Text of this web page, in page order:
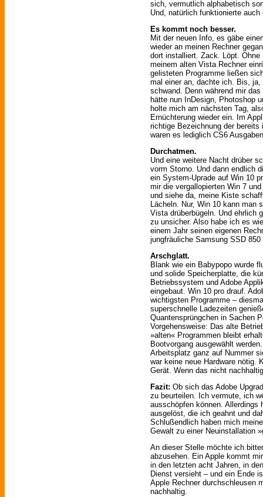
sich, vermutlich alphabetisch
Und, natürlich funktionierte
Es kommt noch besser.
Mit der neuen Info, es gäbe
wieder an meinen Rechner
dort installiert. Zack. Löpt.
meinem alten Vista Rechner
gelisteten Programme ließen
mal einer an, dachte ich. Bis,
schwand. Denn während mir
hätte nun InDesign, Photoshop
holte mich am nächsten Tag,
Ernüchterung wieder ein. Im
richtige Bezeichnung der
waren es lediglich CS6
Durchatmen.
Und eine weitere Nacht drüber
vorm Storno. Und dann endlich
ein System-Uprade auf Win 10
mir die vergallopierten Win 7
und siehe da, meine Kiste
Lächeln. Nur, Win 10 kann man
Vista drüberbügeln. Und ehrlich
zu unsicher. Also habe ich es
einem Jahr seinen eigenen
jungfräuliche Samsung SSD
Arschglatt.
Blank wie ein Babypopo wurde
und solide Speicherplatte, die
Betriebssystem und Adobe
eingebaut. Win 10 pro drauf.
wichtigsten Programme –
superschnelle Ladezeiten
Quantensprüngchen in Sachen
Vorgehensweise: Das alte
»alten« Programmen bleibt
Bootvorgang ausgewählt
Arbeitsplatz ganz auf Nummer
war keine neue Hardware nötig.
Gerät. Wenn das nicht
Fazit: Ob sich das Adobe
zu beurteilen. Ich vermute, ich
ausschöpfen können. Allerdings
ausgelöst, die ich geahnt und
Schlußendlich haben mich
Gewalt zu einer Neuinstallation
An dieser Stelle möchte ich
abzusehen. Ein Apple kommt
in den letzten acht Jahren, in
Dienst versieht – und ein Ende
Apple Rechner durchschleusen
nachhaltig.